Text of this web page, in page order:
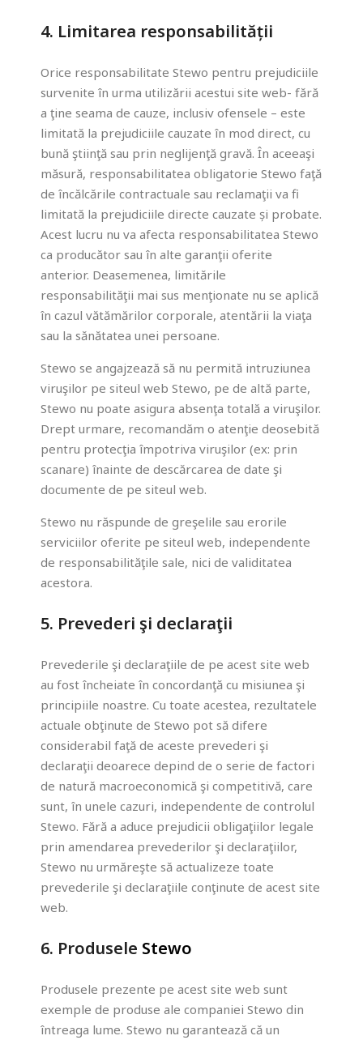
4. Limitarea responsabilității
Orice responsabilitate Stewo pentru prejudiciile
survenite în urma utilizării acestui site web- fără
a ţine seama de cauze, inclusiv ofensele – este
limitată la prejudiciile cauzate în mod direct, cu
bună ştiinţă sau prin neglijenţă gravă. În aceeaşi
măsură, responsabilitatea obligatorie Stewo faţă
de încălcările contractuale sau reclamaţii va fi
limitată la prejudiciile directe cauzate și probate.
Acest lucru nu va afecta responsabilitatea Stewo
ca producător sau în alte garanţii oferite
anterior. Deasemenea, limitările
responsabilităţii mai sus menţionate nu se aplică
în cazul vătămărilor corporale, atentării la viaţa
sau la sănătatea unei persoane.
Stewo se angajzează să nu permită intruziunea
viruşilor pe siteul web Stewo, pe de altă parte,
Stewo nu poate asigura absenţa totală a viruşilor.
Drept urmare, recomandăm o atenţie deosebită
pentru protecţia împotriva viruşilor (ex: prin
scanare) înainte de descărcarea de date şi
documente de pe siteul web.
Stewo nu răspunde de greşelile sau erorile
serviciilor oferite pe siteul web, independente
de responsabilităţile sale, nici de validitatea
acestora.
5. Prevederi şi declaraţii
Prevederile şi declaraţiile de pe acest site web
au fost încheiate în concordanţă cu misiunea şi
principiile noastre. Cu toate acestea, rezultatele
actuale obţinute de Stewo pot să difere
considerabil faţă de aceste prevederi şi
declaraţii deoarece depind de o serie de factori
de natură macroeconomică şi competitivă, care
sunt, în unele cazuri, independente de controlul
Stewo. Fără a aduce prejudicii obligaţiilor legale
prin amendarea prevederilor şi declaraţiilor,
Stewo nu urmăreşte să actualizeze toate
prevederile şi declaraţiile conţinute de acest site
web.
6. Produsele Stewo
Produsele prezente pe acest site web sunt
exemple de produse ale companiei Stewo din
întreaga lume. Stewo nu garantează că un